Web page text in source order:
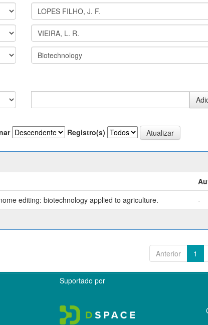
Registro(s)
editing: biotechnology applied to agriculture.
-
Anterior 1
Suportado por